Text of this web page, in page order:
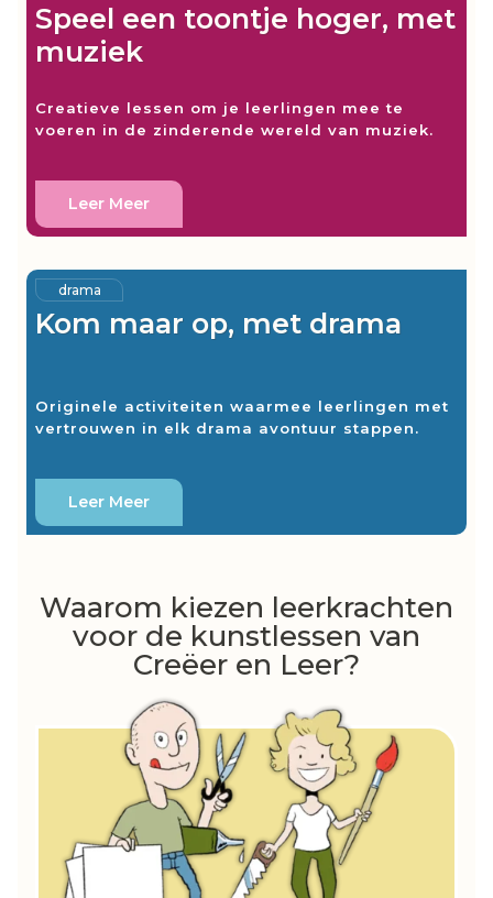
Speel een toontje hoger, met
muziek
Creatieve lessen om je leerlingen mee te
voeren in de zinderende wereld van muziek.
Leer Meer
drama
Kom maar op, met drama
Originele activiteiten waarmee leerlingen met
vertrouwen in elk drama avontuur stappen.
Leer Meer
Waarom kiezen leerkrachten
voor de kunstlessen van
Creëer en Leer?